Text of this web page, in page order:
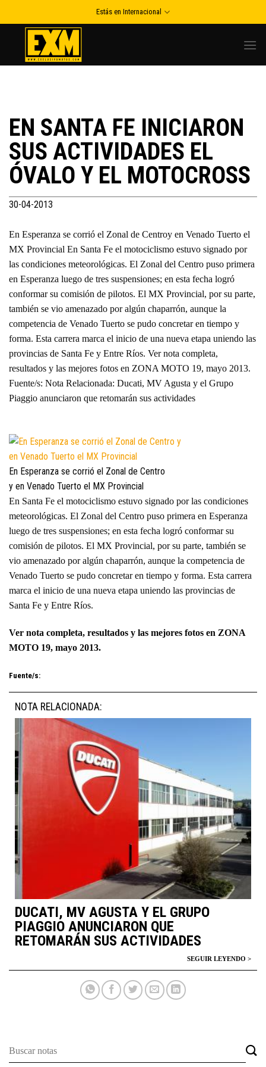
to
Estás en Internacional
EN SANTA FE INICIARON
SUS ACTIVIDADES EL
ÓVALO Y EL MOTOCROSS
30-04-2013
En Esperanza se corrió el Zonal de Centroy en Venado Tuerto el
MX Provincial En Santa Fe el motociclismo estuvo signado por
las condiciones meteorológicas. El Zonal del Centro puso primera
en Esperanza luego de tres suspensiones; en esta fecha logró
conformar su comisión de pilotos. El MX Provincial, por su parte,
también se vio amenazado por algún chaparrón, aunque la
competencia de Venado Tuerto se pudo concretar en tiempo y
forma. Esta carrera marca el inicio de una nueva etapa uniendo las
provincias de Santa Fe y Entre Ríos. Ver nota completa,
resultados y las mejores fotos en ZONA MOTO 19, mayo 2013.
Fuente/s: Nota Relacionada: Ducati, MV Agusta y el Grupo
Piaggio anunciaron que retomarán sus actividades
En Esperanza se corrió el Zonal de Centro
y en Venado Tuerto el MX Provincial
En Santa Fe el motociclismo estuvo signado por las condiciones
meteorológicas. El Zonal del Centro puso primera en Esperanza
luego de tres suspensiones; en esta fecha logró conformar su
comisión de pilotos. El MX Provincial, por su parte, también se
vio amenazado por algún chaparrón, aunque la competencia de
Venado Tuerto se pudo concretar en tiempo y forma. Esta carrera
marca el inicio de una nueva etapa uniendo las provincias de
Santa Fe y Entre Ríos.
Ver nota completa, resultados y las mejores fotos en ZONA
MOTO 19, mayo 2013.
Fuente/s:
NOTA RELACIONADA:
DUCATI, MV AGUSTA Y EL GRUPO
PIAGGIO ANUNCIARON QUE
RETOMARÁN SUS ACTIVIDADES